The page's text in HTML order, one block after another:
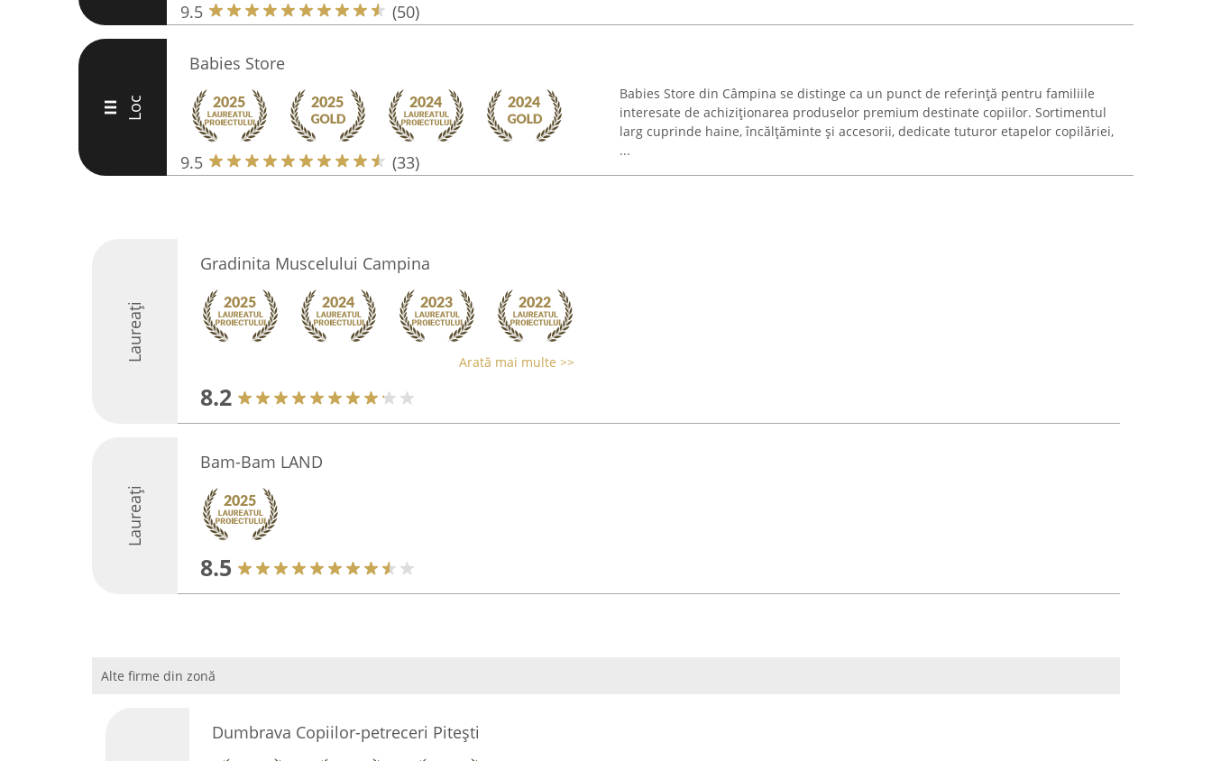
9.5 (50)
III Loc
Babies Store
9.5 (33)
Babies Store din Câmpina se distinge ca un punct de referință pentru familiile
interesate de achiziționarea produselor premium destinate copiilor. Sortimentul
larg cuprinde haine, încălțăminte și accesorii, dedicate tuturor etapelor copilăriei,
...
Laureați
Gradinita Muscelului Campina
Arată mai multe >>
8.2
Laureați
Bam-Bam LAND
8.5
Alte firme din zonă
Dumbrava Copiilor-petreceri Pitești